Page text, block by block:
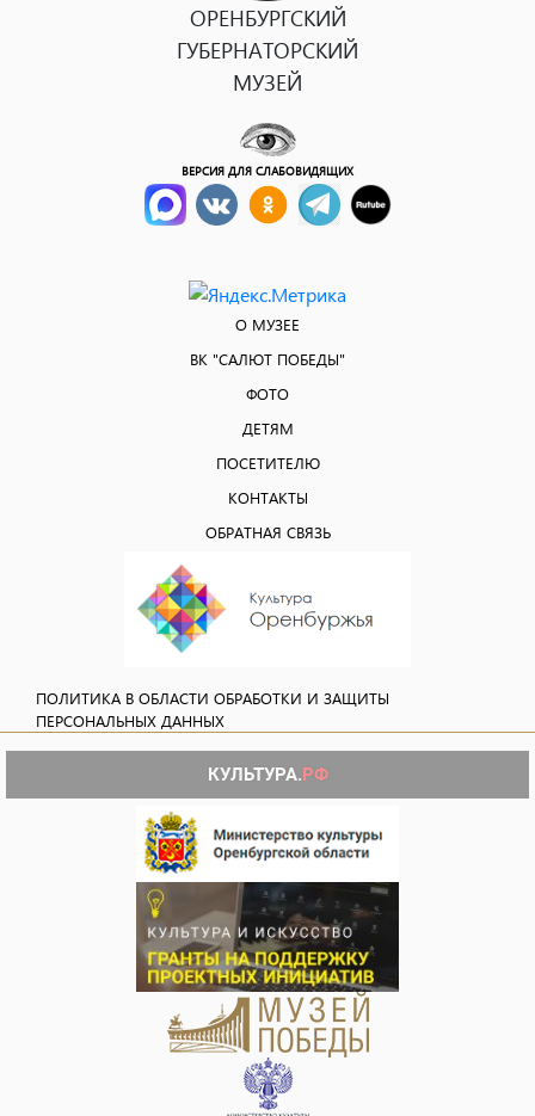
ОРЕНБУРГСКИЙ
ГУБЕРНАТОРСКИЙ
МУЗЕЙ
ВЕРСИЯ ДЛЯ СЛАБОВИДЯЩИХ
О МУЗЕЕ
ВК "САЛЮТ ПОБЕДЫ"
ФОТО
ДЕТЯМ
ПОСЕТИТЕЛЮ
КОНТАКТЫ
ОБРАТНАЯ СВЯЗЬ
ПОЛИТИКА В ОБЛАСТИ ОБРАБОТКИ И ЗАЩИТЫ
ПЕРСОНАЛЬНЫХ ДАННЫХ